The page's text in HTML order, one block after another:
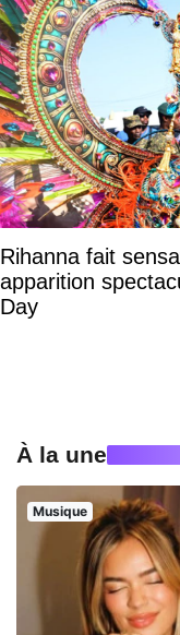
Rihanna fait
apparition
Day
À la une
Musique